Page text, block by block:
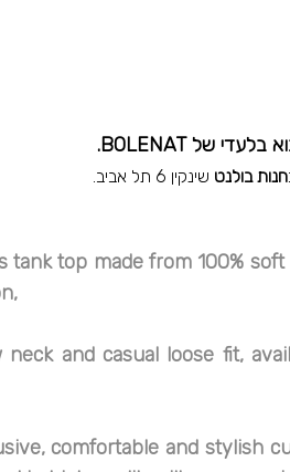
חנות בולנט שינקין 6 תל אביב.
tank top made from 100%
neck and casual loose fit,
comfortable and stylish